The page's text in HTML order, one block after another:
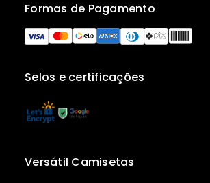
Selos e certificações
Formas de Pagamento
Versátil Camisetas